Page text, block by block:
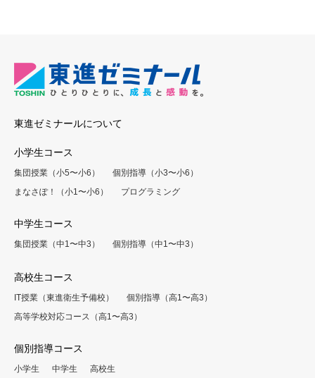
東進ゼミナールについて
小学生コース
集団授業（小5〜小6）
個別指導（小3〜小6）
まなさぽ！（小1〜小6）
プログラミング
中学生コース
集団授業（中1〜中3） 個別指導（中1〜中3）
高校生コース
IT授業（東進衛生予備校）
個別指導（高1〜高3）
高等学校対応コース（高1〜高3）
個別指導コース
小学生 中学生 高校生